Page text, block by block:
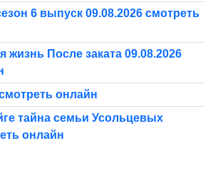
6 выпуск 09.08.2026 смотреть
жизнь После заката 09.08.2026
онлайн
тайна семьи Усольцевых
онлайн